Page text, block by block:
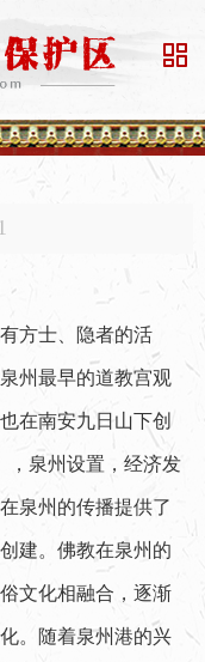

方士、隐者的活
州最早的道教宫观
在南安九日山下创
，泉州设置，经济发
泉州的传播提供了
建。佛教在泉州的
文化相融合，逐渐
。随着泉州港的兴